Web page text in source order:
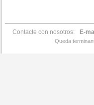
Contacte con nosotros: E-
Queda